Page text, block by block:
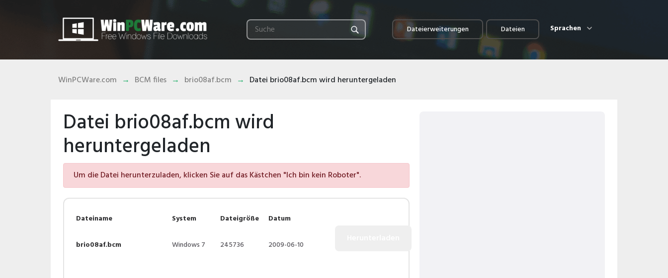
Dateierweiterungen Dateien Sprachen
WinPCWare.com BCM files brio08af.bcm Datei brio08af.bcm wird heruntergeladen
Datei brio08af.bcm wird
heruntergeladen
Um die Datei herunterzuladen, klicken Sie auf das Kästchen "Ich bin kein Roboter".
Dateiname
brio08af.bcm
System
Windows 7
Dateigröße
245736
Datum
2009-06-10